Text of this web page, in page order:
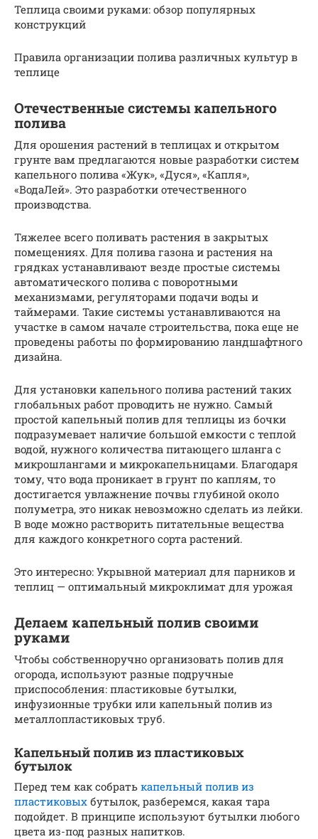
Теплица своими руками: обзор популярных
конструкций
Правила организации полива различных культур в
теплице
Отечественные системы капельного
полива
Для орошения растений в теплицах и открытом
грунте вам предлагаются новые разработки систем
капельного полива «Жук», «Дуся», «Капля»,
«ВодаЛей». Это разработки отечественного
производства.
Тяжелее всего поливать растения в закрытых
помещениях. Для полива газона и растения на
грядках устанавливают везде простые системы
автоматического полива с поворотными
механизмами, регуляторами подачи воды и
таймерами. Такие системы устанавливаются на
участке в самом начале строительства, пока еще не
проведены работы по формированию ландшафтного
дизайна.
Для установки капельного полива растений таких
глобальных работ проводить не нужно. Самый
простой капельный полив для теплицы из бочки
подразумевает наличие большой емкости с теплой
водой, нужного количества питающего шланга с
микрошлангами и микрокапельницами. Благодаря
тому, что вода проникает в грунт по каплям, то
достигается увлажнение почвы глубиной около
полуметра, это никак невозможно сделать из лейки.
В воде можно растворить питательные вещества
для каждого конкретного сорта растений.
Это интересно: Укрывной материал для парников и
теплиц — оптимальный микроклимат для урожая
Делаем капельный полив своими
руками
Чтобы собственноручно организовать полив для
огорода, используют разные подручные
приспособления: пластиковые бутылки,
инфузионные трубки или капельный полив из
металлопластиковых труб.
Капельный полив из пластиковых
бутылок
Перед тем как собрать капельный полив из
пластиковых бутылок, разберемся, какая тара
подойдет. В принципе используют бутылки любого
цвета из-под разных напитков.